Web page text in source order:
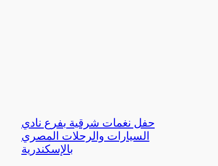
حفل نغمات شرقية بفرع نادي
السيارات والرحلات المصري
بالإسكندرية